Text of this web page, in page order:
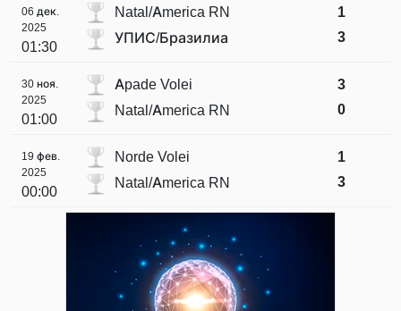
06 дек.
2025
01:30
Natal/America RN
УПИС/Бразилиа
1
3
30 ноя.
2025
01:00
Apade Volei
Natal/America RN
3
0
19 фев.
2025
00:00
Norde Volei
Natal/America RN
1
3